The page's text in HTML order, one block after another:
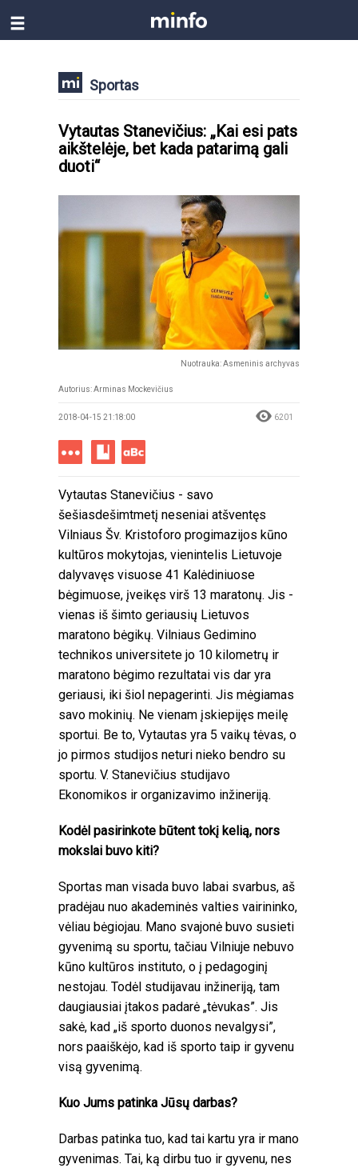
Sportas
Vytautas Stanevičius: „Kai esi pats
aikštelėje, bet kada patarimą gali
duoti“
Nuotrauka: Asmeninis archyvas
Autorius:Arminas Mockevičius
2018-04-15 21:18:00 6201
Vytautas Stanevičius - savo
šešiasdešimtmetį neseniai atšventęs
Vilniaus Šv. Kristoforo progimazijos kūno
kultūros mokytojas, vienintelis Lietuvoje
dalyvavęs visuose 41 Kalėdiniuose
bėgimuose, įveikęs virš 13 maratonų. Jis -
vienas iš šimto geriausių Lietuvos
maratono bėgikų. Vilniaus Gedimino
technikos universitete jo 10 kilometrų ir
maratono bėgimo rezultatai vis dar yra
geriausi, iki šiol nepagerinti. Jis mėgiamas
savo mokinių. Ne vienam įskiepijęs meilę
sportui. Be to, Vytautas yra 5 vaikų tėvas, o
jo pirmos studijos neturi nieko bendro su
sportu. V. Stanevičius studijavo
Ekonomikos ir organizavimo inžineriją.
Kodėl pasirinkote būtent tokį kelią, nors
mokslai buvo kiti?
Sportas man visada buvo labai svarbus, aš
pradėjau nuo akademinės valties vairininko,
vėliau bėgiojau. Mano svajonė buvo susieti
gyvenimą su sportu, tačiau Vilniuje nebuvo
kūno kultūros instituto, o į pedagoginį
nestojau. Todėl studijavau inžineriją, tam
daugiausiai įtakos padarė „tėvukas”. Jis
sakė, kad „iš sporto duonos nevalgysi”,
nors paaiškėjo, kad iš sporto taip ir gyvenu
visą gyvenimą.
Kuo Jums patinka Jūsų darbas?
Darbas patinka tuo, kad tai kartu yra ir mano
gyvenimas. Tai, ką dirbu tuo ir gyvenu, nes